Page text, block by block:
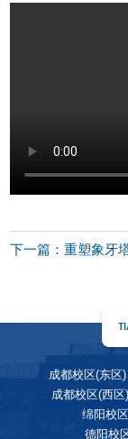
下一篇：重塑象牙
成都校区(东区
成都校区(西
绵阳校
德阳校